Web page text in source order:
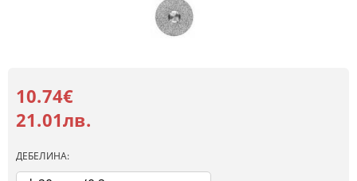
10.74€
21.01лв.
ДЕБЕЛИНА: